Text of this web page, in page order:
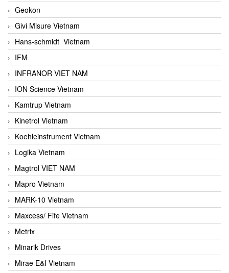
Geokon
Givi Misure Vietnam
Hans-schmidt Vietnam
IFM
INFRANOR VIET NAM
ION Science Vietnam
Kamtrup Vietnam
Kinetrol Vietnam
Koehleinstrument Vietnam
Logika Vietnam
Magtrol VIET NAM
Mapro Vietnam
MARK-10 Vietnam
Maxcess/ Fife Vietnam
Metrix
Minarik Drives
Mirae E&I Vietnam